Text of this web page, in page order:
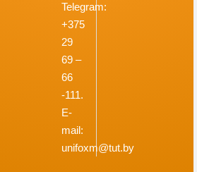
Telegram:
+375
29
69 –
66
-111.
E-
mail:
unifoxm@tut.by